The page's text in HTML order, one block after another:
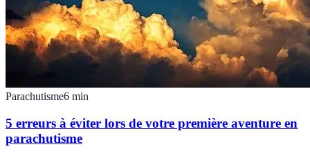
Parachutisme6 min
5 erreurs à éviter lors de votre première aventure en
parachutisme